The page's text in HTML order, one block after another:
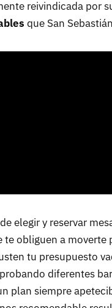
reivindicada por
que San
elegir y reservar
te obliguen a moverte
tu presupuesto
diferentes
plan siempre